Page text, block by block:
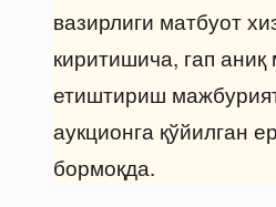
вазирлиги матбуот
киритишича, гап аниқ
етиштириш
аукционга қўйилган
бормоқда.